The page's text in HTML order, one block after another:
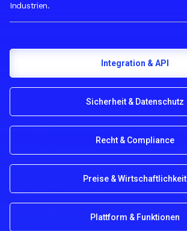
Industrien.
Integration & API
Sicherheit & Datenschutz
Recht & Compliance
Preise & Wirtschaftlichkeit
Plattform & Funktionen